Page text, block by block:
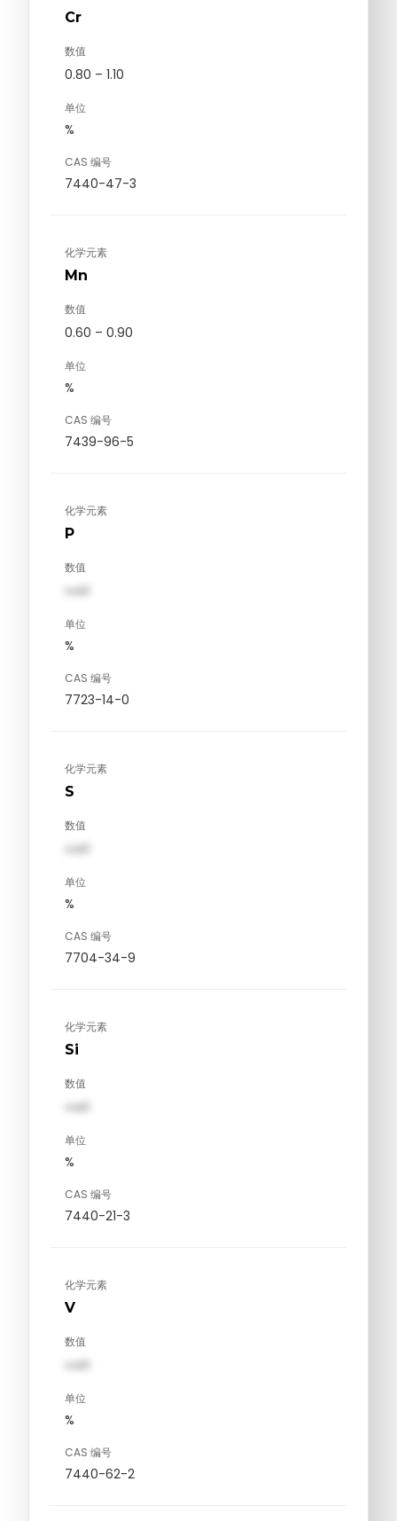
Cr
数值
0.80 – 1.10
单位
%
CAS 编号
7440-47-3
化学元素
Mn
数值
0.60 – 0.90
单位
%
CAS 编号
7439-96-5
化学元素
P
数值
val1
单位
%
CAS 编号
7723-14-0
化学元素
S
数值
val1
单位
%
CAS 编号
7704-34-9
化学元素
Si
数值
val1
单位
%
CAS 编号
7440-21-3
化学元素
V
数值
val1
单位
%
CAS 编号
7440-62-2